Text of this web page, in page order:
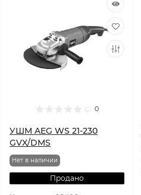
0
УШМ AEG WS 21-230
GVX/DMS
Нет в наличии
Продано